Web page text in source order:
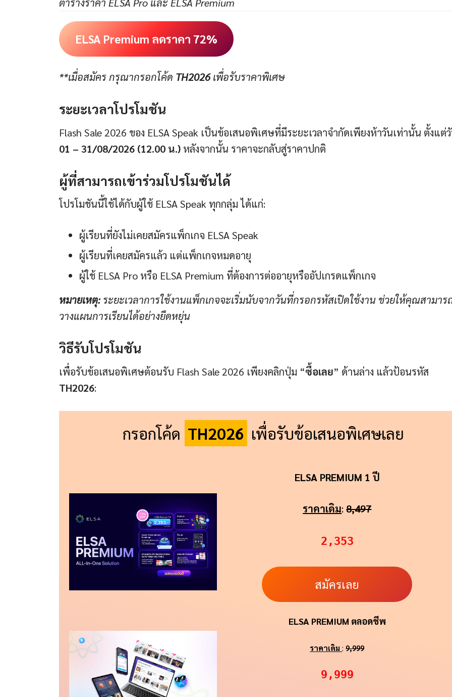
ELSA Premium ลดราคา 72%
**เมื่อสมัคร กรุณากรอกโค้ด TH2026 เพื่อรับราคาพิเศษ
ระยะเวลาโปรโมชัน
Flash Sale 2026 ของ ELSA Speak เป็นข้อเสนอพิเศษที่มีระยะเวลาจำกัดเพียงห้าวันเท่านั้น ตั้งแต่
01 – 31/08/2026 (12.00 น.) หลังจากนั้น ราคาจะกลับสู่ราคาปกติ
ผู้ที่สามารถเข้าร่วมโปรโมชันได้
โปรโมชันนี้ใช้ได้กับผู้ใช้ ELSA Speak ทุกกลุ่ม ได้แก่:
ผู้เรียนที่ยังไม่เคยสมัครแพ็กเกจ ELSA Speak
ผู้เรียนที่เคยสมัครแล้ว แต่แพ็กเกจหมดอายุ
ผู้ใช้ ELSA Pro หรือ ELSA Premium ที่ต้องการต่ออายุหรืออัปเกรดแพ็กเกจ
หมายเหตุ:ระยะเวลาการใช้งานแพ็กเกจจะเริ่มนับจากวันที่กรอกรหัสเปิดใช้งาน ช่วยให้คุณสามาร
วางแผนการเรียนได้อย่างยืดหยุ่น
วิธีรับโปรโมชัน
เพื่อรับข้อเสนอพิเศษต้อนรับ Flash Sale 2026 เพียงคลิกปุ่ม “ซื้อเลย” ด้านล่าง แล้วป้อนรหัส
TH2026:
กรอกโค้ด TH2026 เพื่อรับข้อเสนอพิเศษเลย
ELSA PREMIUM 1 ปี
ราคาเดิม:8,497
2,353
สมัครเลย
ELSA PREMIUM ตลอดชีพ
ราคาเดิม:9,999
9,999